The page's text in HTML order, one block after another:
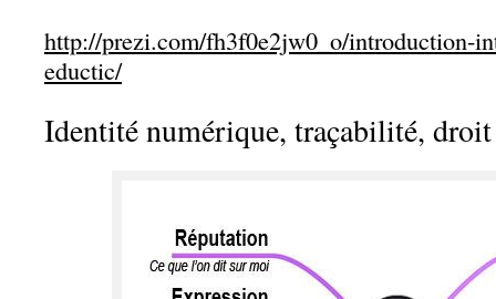
http://prezi.com/fh3f0e2jw0_o/introduction-
eductic/
Identité numérique, traçabilité,